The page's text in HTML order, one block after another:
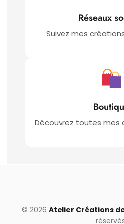
Réseaux
Suivez mes
Découvrez toutes mes
© 2026 Atelier Créations